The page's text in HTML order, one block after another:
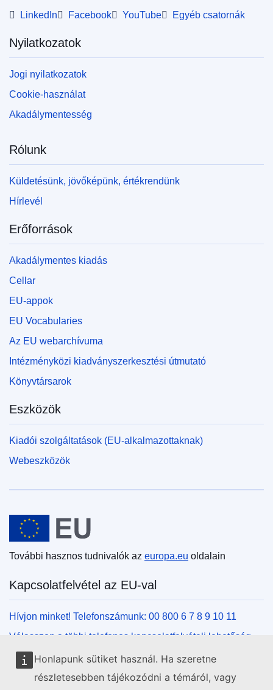
Honlapunk sütiket használ. Ha szeretne
részletesebben tájékozódni a témáról, vagy
LinkedIn Facebook YouTube Egyéb csatornák
Nyilatkozatok
Jogi nyilatkozatok
Cookie-használat
Akadálymentesség
Rólunk
Küldetésünk, jövőképünk, értékrendünk
Hírlevél
Erőforrások
Akadálymentes kiadás
Cellar
EU-appok
EU Vocabularies
Az EU webarchívuma
Intézményközi kiadványszerkesztési útmutató
Könyvtársarok
Eszközök
Kiadói szolgáltatások (EU-alkalmazottaknak)
Webeszközök
Európai Unió
További hasznos tudnivalók az europa.eu oldalain
Kapcsolatfelvétel az EU-val
Hívjon minket! Telefonszámunk: 00 800 6 7 8 9 10 11
Válasszon a többi telefonos kapcsolatfelvételi lehetőség
közül!
Írjon nekünk kapcsolatfelvételi űrlapunk kitöltésével!